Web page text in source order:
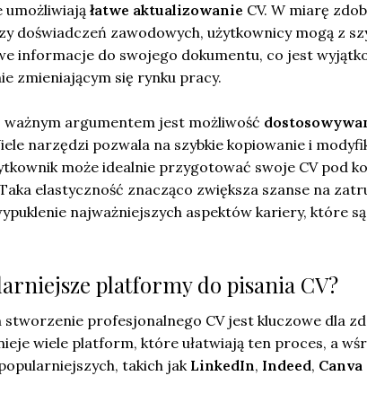
umożliwiają łatwe aktualizowanie CV. W miarę
doświadczeń zawodowych, użytkownicy mogą z
informacje do swojego dokumentu, co jest
zmieniającym się rynku pracy.
argumentem jest możliwość
narzędzi pozwala na szybkie kopiowanie i
może idealnie przygotować swoje CV pod
elastyczność znacząco zwiększa szanse na
najważniejszych aspektów kariery, które
platformy do pisania CV?
stworzenie profesjonalnego CV jest kluczowe dla
wiele platform, które ułatwiają ten proces, a
takich jak LinkedIn, Indeed, Canva